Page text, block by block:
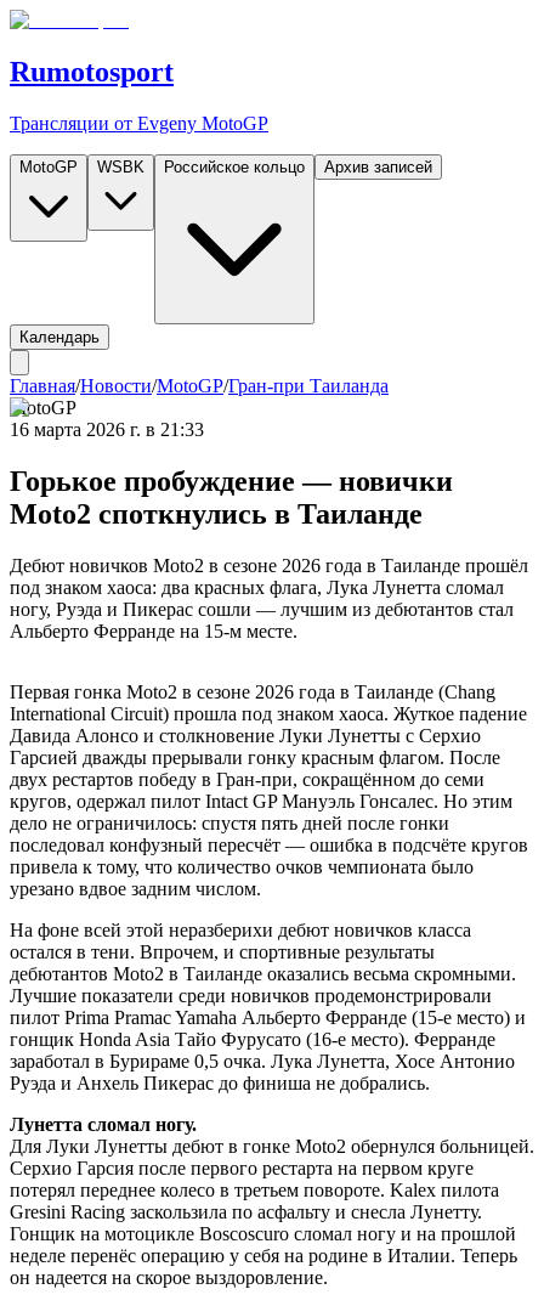
Rumotosport
Трансляции от Evgeny MotoGP
MotoGP WSBK Российское кольцо Архив записей
Календарь
Главная/Новости/MotoGP/Гран-при Таиланда
MotoGP
16 марта 2026 г. в 21:33
Горькое пробуждение — новички
Moto2 споткнулись в Таиланде
Дебют новичков Moto2 в сезоне 2026 года в Таиланде прошёл
под знаком хаоса: два красных флага, Лука Лунетта сломал
ногу, Руэда и Пикерас сошли — лучшим из дебютантов стал
Альберто Ферранде на 15-м месте.
Первая гонка Moto2 в сезоне 2026 года в Таиланде (Chang
International Circuit) прошла под знаком хаоса. Жуткое падение
Давида Алонсо и столкновение Луки Лунетты с Серхио
Гарсией дважды прерывали гонку красным флагом. После
двух рестартов победу в Гран-при, сокращённом до семи
кругов, одержал пилот Intact GP Мануэль Гонсалес. Но этим
дело не ограничилось: спустя пять дней после гонки
последовал конфузный пересчёт — ошибка в подсчёте кругов
привела к тому, что количество очков чемпионата было
урезано вдвое задним числом.
На фоне всей этой неразберихи дебют новичков класса
остался в тени. Впрочем, и спортивные результаты
дебютантов Moto2 в Таиланде оказались весьма скромными.
Лучшие показатели среди новичков продемонстрировали
пилот Prima Pramac Yamaha Альберто Ферранде (15-е место) и
гонщик Honda Asia Тайо Фурусато (16-е место). Ферранде
заработал в Бурираме 0,5 очка. Лука Лунетта, Хосе Антонио
Руэда и Анхель Пикерас до финиша не добрались.
Лунетта сломал ногу.
Для Луки Лунетты дебют в гонке Moto2 обернулся больницей.
Серхио Гарсия после первого рестарта на первом круге
потерял переднее колесо в третьем повороте. Kalex пилота
Gresini Racing заскользила по асфальту и снесла Лунетту.
Гонщик на мотоцикле Boscoscuro сломал ногу и на прошлой
неделе перенёс операцию у себя на родине в Италии. Теперь
он надеется на скорое выздоровление.